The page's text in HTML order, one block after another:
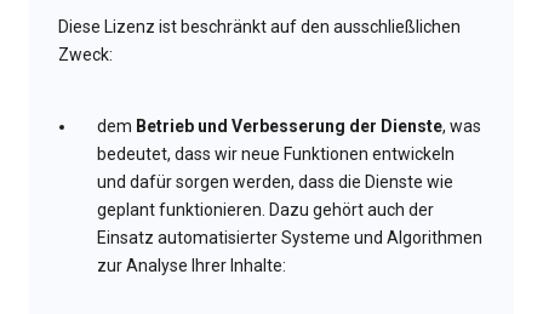
Diese Lizenz ist beschränkt auf den ausschließlichen
Zweck:
dem Betrieb und Verbesserung der Dienste, was
bedeutet, dass wir neue Funktionen entwickeln
und dafür sorgen werden, dass die Dienste wie
geplant funktionieren. Dazu gehört auch der
Einsatz automatisierter Systeme und Algorithmen
zur Analyse Ihrer Inhalte: